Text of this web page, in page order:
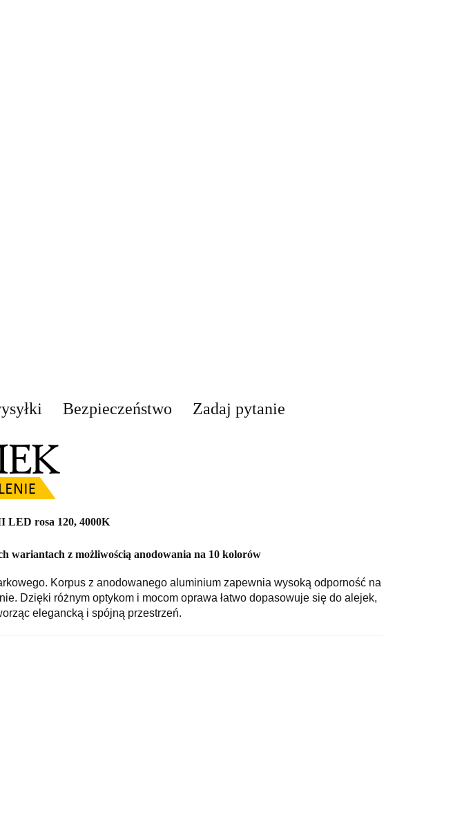
Bezpieczeństwo Zadaj pytanie
LED rosa 120, 4000K
z możliwością anodowania na 10 kolorów
Korpus z anodowanego aluminium zapewnia wysoką odporność na
Dzięki różnym optykom i mocom oprawa łatwo dopasowuje się do alejek,
elegancką i spójną przestrzeń.